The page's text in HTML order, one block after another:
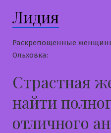
Лидия
Раскрепощенные
Ольховка:
Страстная
найти
отличного